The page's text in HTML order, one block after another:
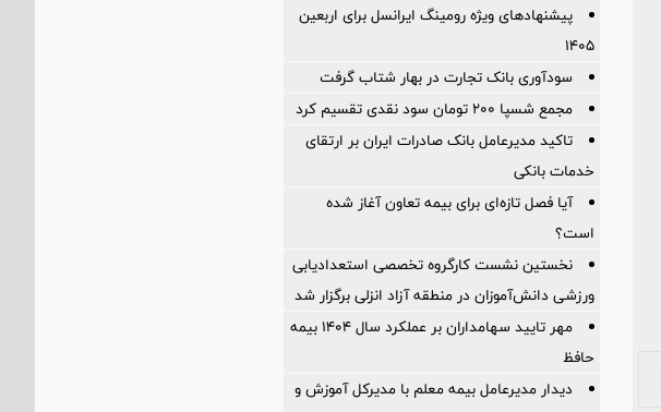
پیشنهادهای ویژه رومینگ ایرانسل برای اربعین
۱۴۰۵
سودآوری بانک تجارت در بهار شتاب گرفت
مجمع شسپا 200 تومان سود نقدی تقسیم کرد
تاکید مدیرعامل بانک صادرات ایران بر ارتقای
خدمات بانکی
آیا فصل تازه‌ای برای بیمه تعاون آغاز شده
است؟
نخستین نشست كارگروه تخصصی استعدادیابی
ورزشی دانش‌آموزان در منطقه آزاد انزلی برگزار شد
مهر تایید سهامداران بر عملكرد سال ۱۴۰۴ بیمه
حافظ
دیدار مدیرعامل بیمه معلم با مدیرکل آموزش و